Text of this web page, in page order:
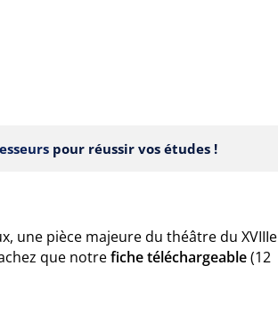
pour réussir vos études !
une pièce majeure du théâtre du XVIIIe
que notrefiche téléchargeable(12